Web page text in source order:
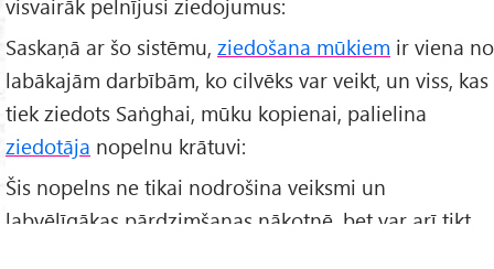
visvairāk pelnījusi ziedojumus:
Saskaņā ar šo sistēmu, ziedošana mūkiem ir viena no
labākajām darbībām, ko cilvēks var veikt, un viss, kas
tiek ziedots Saṅghai, mūku kopienai, palielina
ziedotāja nopelnu krātuvi:
Šis nopelns ne tikai nodrošina veiksmi un
labvēlīgākas pārdzimšanas nākotnē, bet var arī tikt